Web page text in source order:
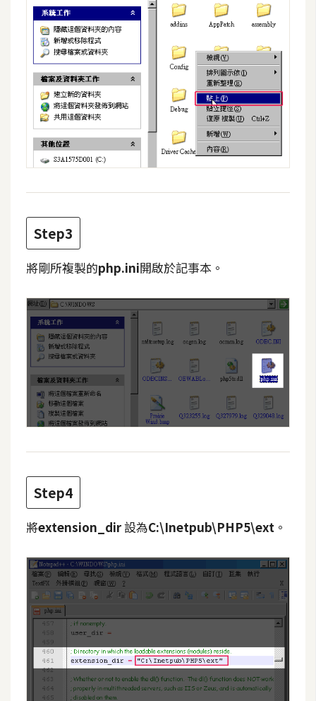
d
P
e
s
s
安
裝
與
設
定
外
掛
實
作
電
商
W
o
o
C
o
m
r
c
金
流
物
流
設
主
Step3
將剛所複製的php.ini開啟於記事本。
Step4
將extension_dir設為C:\Inetpub\PHP5\ext 。